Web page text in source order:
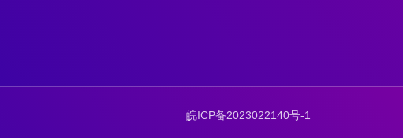
皖ICP备2023022140号-1